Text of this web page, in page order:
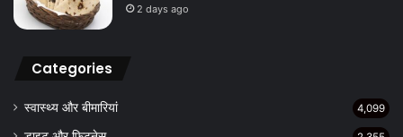
2 days ago
Categories
स्वास्थ्य और बीमारियां 4,099